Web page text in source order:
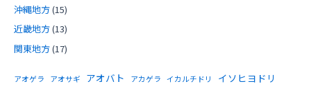
沖縄地方(15)
近畿地方(13)
関東地方(17)
アオゲラ アオサギ アオバト アカゲラ イカルチドリ イソヒヨドリ